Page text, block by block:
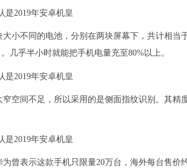
小不同的电池，分别在两块屏幕下，共计相当
几乎半小时就能把手机电量充至80%以上。
空间不足，所以采用的是侧面指纹识别。其精
曾表示这款手机只限量20万台，海外每台售价